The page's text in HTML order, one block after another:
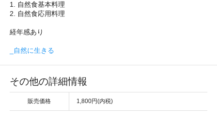
1. 自然食基本料理
2. 自然食応用料理
経年感あり
_自然に生きる
その他の詳細情報
販売価格 1,800円(内税)